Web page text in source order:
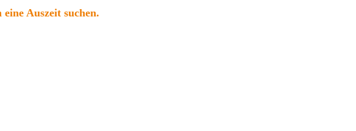
Auszeit suchen.